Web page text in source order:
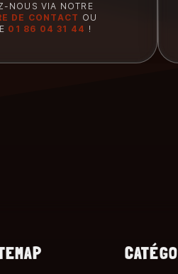
NOUS VIA NOTRE
DE CONTACT OU
01 86 04 31 44 !